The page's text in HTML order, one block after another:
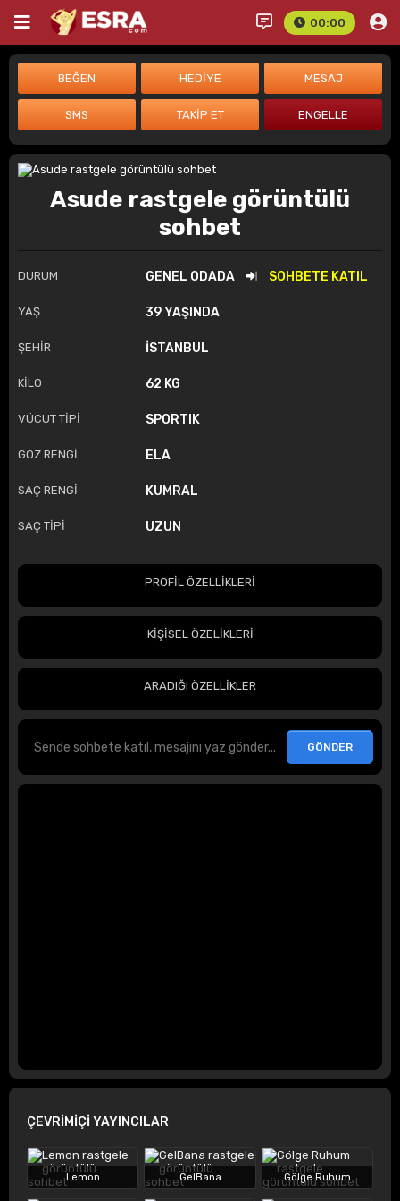
00:00
Asude rastgele görüntülü
sohbet
DURUM GENEL ODADA SOHBETE KATIL
YAŞ 39 YAŞINDA
ŞEHİR İSTANBUL
KİLO 62 KG
VÜCUT TİPİ SPORTIK
GÖZ RENGİ ELA
SAÇ RENGİ KUMRAL
SAÇ TİPİ UZUN
PROFİL ÖZELLİKLERİ
KİŞİSEL ÖZELİKLERİ
ARADIĞI ÖZELLİKLER
ÇEVRİMİÇİ YAYINCILAR
Lemon GelBana Gölge Ruhum